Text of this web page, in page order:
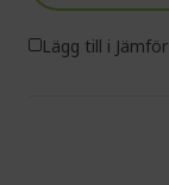
Lägg till i Jämför